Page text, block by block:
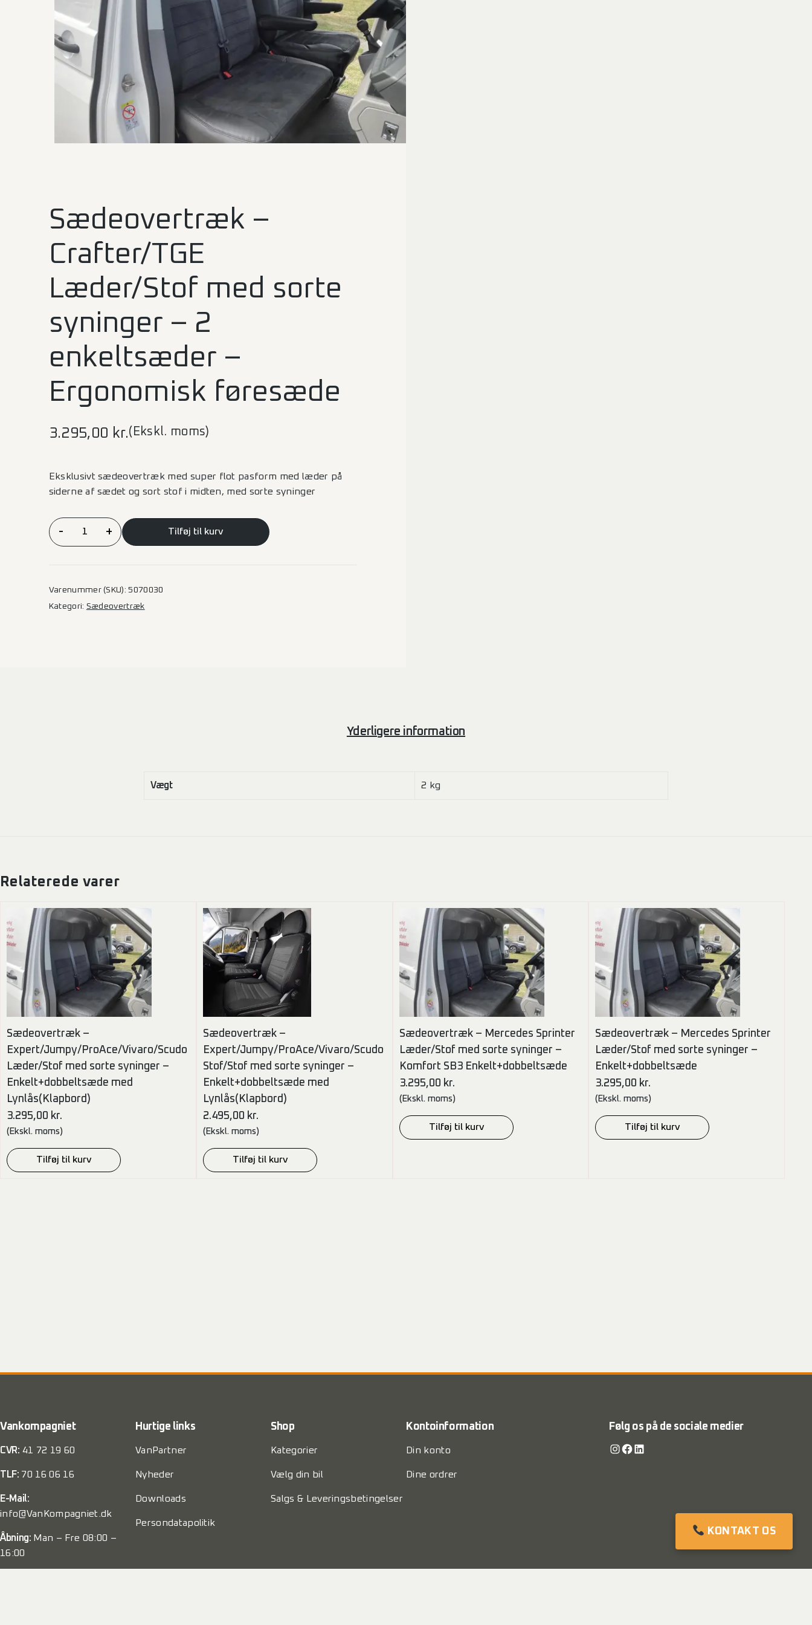
Sædeovertræk –
Crafter/TGE
Læder/Stof med sorte
syninger – 2
enkeltsæder –
Ergonomisk føresæde
3.295,00 kr.(Ekskl. moms)
Eksklusivt sædeovertræk med super flot pasform med læder på
siderne af sædet og sort stof i midten, med sorte syninger
Sædeovertræk
–
- + Tilføj til kurv
Varenummer (SKU):5070030
Kategori: Sædeovertræk
Yderligere information
Vægt 2 kg
Relaterede varer
Sædeovertræk –
Expert/Jumpy/ProAce/Vivaro/Scudo
Læder/Stof med sorte syninger –
Enkelt+dobbeltsæde med
Lynlås(Klapbord)
3.295,00 kr.
(Ekskl. moms)
Tilføj til kurv
Sædeovertræk –
Expert/Jumpy/ProAce/Vivaro/Scudo
Stof/Stof med sorte syninger –
Enkelt+dobbeltsæde med
Lynlås(Klapbord)
2.495,00 kr.
(Ekskl. moms)
Tilføj til kurv
Sædeovertræk – Mercedes Sprinter
Læder/Stof med sorte syninger –
Komfort SB3 Enkelt+dobbeltsæde
3.295,00 kr.
(Ekskl. moms)
Tilføj til kurv
Sædeovertræk – Mercedes Sprinter
Læder/Stof med sorte syninger –
Enkelt+dobbeltsæde
3.295,00 kr.
(Ekskl. moms)
Tilføj til kurv
Vankompagniet
CVR: 41 72 19 60
TLF: 70 16 06 16
E-Mail:
info@VanKompagniet.dk
Åbning: Man – Fre 08:00 –
16:00
Hurtige links
VanPartner
Nyheder
Downloads
Persondatapolitik
Shop
Kategorier
Vælg din bil
Salgs & Leveringsbetingelser
Kontoinformation
Din konto
Dine ordrer
Følg os på de sociale medier
Instagram Facebook LinkedIn
KONTAKT OS